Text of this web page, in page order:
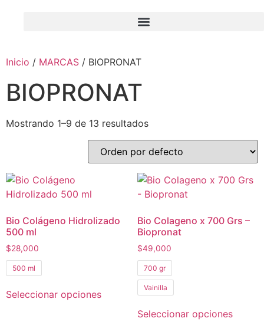
Inicio / MARCAS / BIOPRONAT
BIOPRONAT
Mostrando 1–9 de 13 resultados
Bio Colágeno Hidrolizado
500 ml
$28,000
500 ml
Seleccionar opciones
Bio Colageno x 700 Grs –
Biopronat
$49,000
700 gr
Vainilla
Seleccionar opciones